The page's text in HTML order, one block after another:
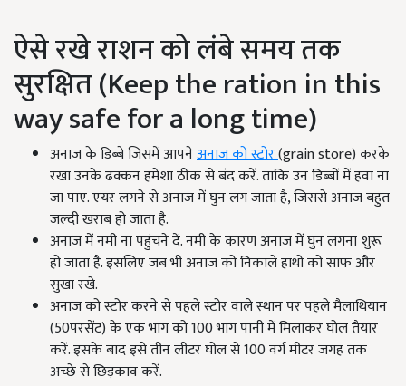
ऐसे रखे राशन को लंबे समय तक
सुरक्षित (Keep the ration in this
way safe for a long time)
अनाज के डिब्बे जिसमें आपनेअनाज को स्टोर(grain store) करके
रखा उनके ढक्कन हमेशा ठीक से बंद करें. ताकि उन डिब्बों में हवा ना
जा पाए. एयर लगने से अनाज में घुन लग जाता है, जिससे अनाज बहुत
जल्दी खराब हो जाता है.
अनाज में नमी ना पहुंचने दें. नमी के कारण अनाज में घुन लगना शुरू
हो जाता है. इसलिए जब भी अनाज को निकाले हाथो को साफ और
सुखा रखे.
अनाज को स्टोर करने से पहले स्टोर वाले स्थान पर पहले मैलाथियान
(50परसेंट) के एक भाग को 100 भाग पानी में मिलाकर घोल तैयार
करें. इसके बाद इसे तीन लीटर घोल से 100 वर्ग मीटर जगह तक
अच्छे से छिड़काव करें.